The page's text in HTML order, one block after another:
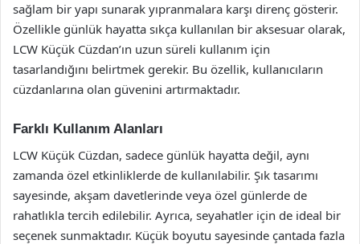
sağlam bir yapı sunarak yıpranmalara karşı direnç gösterir.
Özellikle günlük hayatta sıkça kullanılan bir aksesuar olarak,
LCW Küçük Cüzdan’ın uzun süreli kullanım için
tasarlandığını belirtmek gerekir. Bu özellik, kullanıcıların
cüzdanlarına olan güvenini artırmaktadır.
Farklı Kullanım Alanları
LCW Küçük Cüzdan, sadece günlük hayatta değil, aynı
zamanda özel etkinliklerde de kullanılabilir. Şık tasarımı
sayesinde, akşam davetlerinde veya özel günlerde de
rahatlıkla tercih edilebilir. Ayrıca, seyahatler için de ideal bir
seçenek sunmaktadır. Küçük boyutu sayesinde çantada fazla